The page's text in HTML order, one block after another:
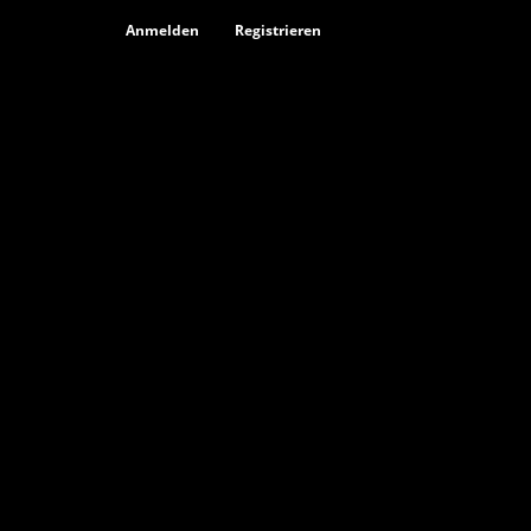
Anmelden Registrieren